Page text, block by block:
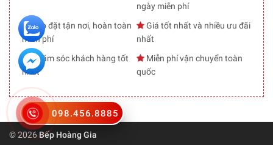
ngày miễn phí
Lắp đặt tận nơi, hoàn toàn
miễn phí
Giá tốt nhất và nhiều ưu đãi
nhất
Chăm sóc khách hàng tốt
nhất
Miễn phí vận chuyển toàn
quốc
© 2026Bếp Hoàng Gia
098.456.8885